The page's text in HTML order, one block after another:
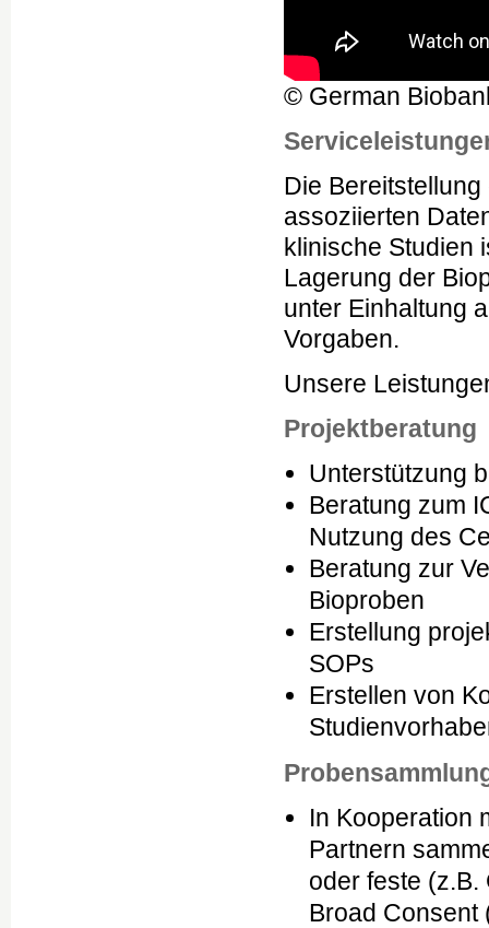
© German
Die
assoziierten
klinische Studien
Lagerung der
unter Einhaltung
Vorgaben.
Unsere
Projektberatung
Unterstützung
Beratung zum
Nutzung des
Beratung zur
Bioproben
Erstellung
SOPs
Erstellen von
In Kooperation
Partnern
oder feste
Broad Consent